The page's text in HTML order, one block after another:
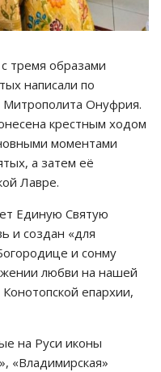
тремя образами
написали по
Онуфрия.
крестным ходом
моментами
а затем её
Лавре.
Единую Святую
и создан «для
и сонму
любви на нашей
епархии,
на Руси иконы
«Владимирская»